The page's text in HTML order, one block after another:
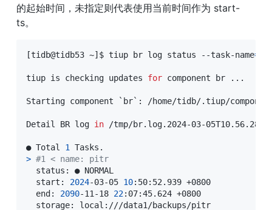
的起始时间，未指定则代表使用当前时间作为 start-
ts。
[tidb@tidb53 ~] $ tiup br log status --task-name=
tiup is checking updates for component br .. .
Starting component ` br` : /home/tidb/.tiup/
Detail BR log in /tmp/br.log.2024-03-
● Total 1
> #1 < name: pitr
  status: ● NORMAL
  start:
2024-03-05 10:50:52.939 +0800
  end:
2090-11-18 22:07:45.624 +0800
  storage: local:///data1/backups/pitr